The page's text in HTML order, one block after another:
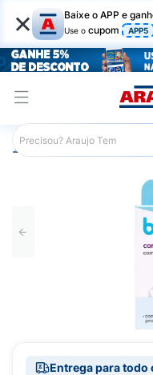
× Baixe o APP e
Use o cupom APP5
Araujo Infantil
Entrega para todo